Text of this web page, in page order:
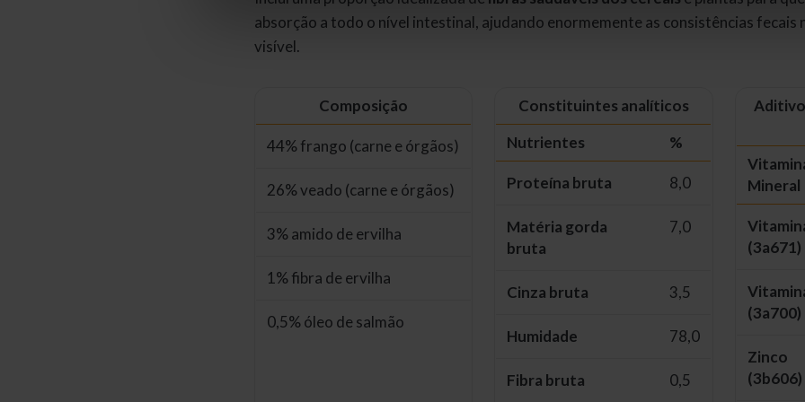
absorção a todo o nível intestinal, ajudando enormemente as consistências
visível.
Composição
44% frango (carne e órgãos)
26% veado (carne e órgãos)
3% amido de ervilha
1% fibra de ervilha
0,5% óleo de salmão
Constituintes analíticos
Nutrientes
%
Proteína bruta 8,0
Matéria gorda
bruta
7,0
Cinza bruta 3,5
Humidade 78,0
Fibra bruta 0,5
Mineral
(3a671)
(3a700)
Zinco
(3b606)